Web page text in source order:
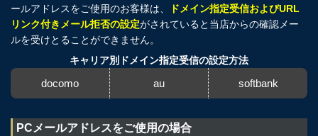
ールアドレスをご使用のお客様は、
ドメイン指定受信およびURL
リンク付きメール拒否の設定がされていると当店からの確認メー
ルを受けとることができません。
キャリア別ドメイン指定受信の設定方法
docomo au softbank
PCメールアドレスをご使用の場合